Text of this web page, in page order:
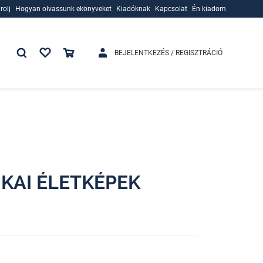
Hogyan olvassunk ekönyveket
Kiadóknak
Kapcsolat Én kiadom
BEJELENTKEZÉS / REGISZTRÁCIÓ
ÉLETKÉPEK